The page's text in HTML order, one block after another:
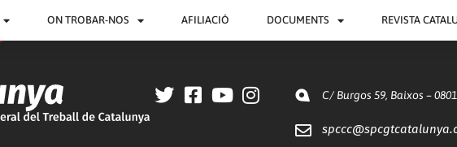
ON TROBAR-NOS AFILIACIÓ DOCUMENTS REVISTA
C/ Burgos 59, Baixos –
spccc@